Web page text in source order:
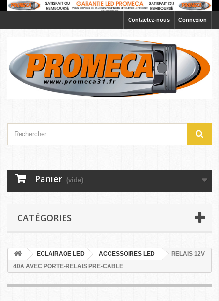
Connexion
Contactez-nous
Panier (vide)
CATÉGORIES
ECLAIRAGE LED ACCESSOIRES LED
RELAIS 12V
40A AVEC PORTE-RELAIS PRE-CABLE